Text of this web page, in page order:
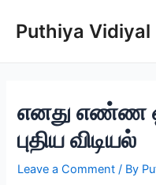
Puthiya Vidiyal
எனது எண்ண
புதிய விடியல்
Leave a Comment / By